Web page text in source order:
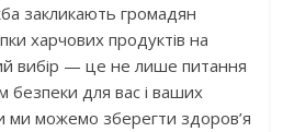
закликають громадян
харчових продуктів на
вибір — це не лише питання
безпеки для вас і ваших
ми можемо зберегти здоров’я